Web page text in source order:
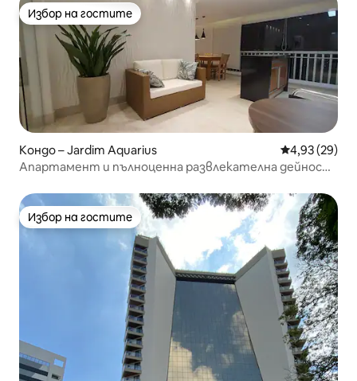
Избор на гостите
Избор на гостите
Кондо – Jardim Aquarius Средна
4,93 (29)
Апартамент и пълноценна развлекателна дейност
Избор на гостите
Избор на гостите